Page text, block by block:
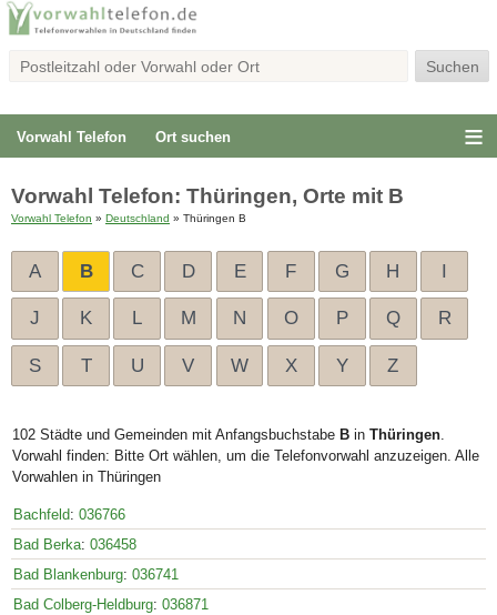
Vorwahl Telefon Ort suchen
Vorwahl Telefon: Thüringen, Orte mit B
Vorwahl Telefon » Deutschland » Thüringen B
A B C D E F G H I
J K L M N O P Q R
S T U V W X Y Z
102 Städte und Gemeinden mit Anfangsbuchstabe B in Thüringen.
Vorwahl finden: Bitte Ort wählen, um die Telefonvorwahl anzuzeigen. Alle
Vorwahlen in Thüringen
Bachfeld: 036766
Bad Berka: 036458
Bad Blankenburg: 036741
Bad Colberg-Heldburg: 036871